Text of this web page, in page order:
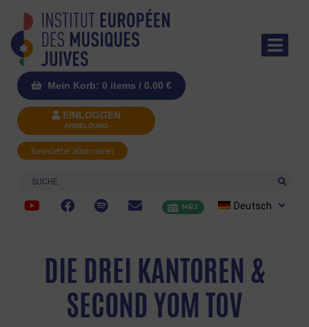
Mein Korb: 0 items / 0.00 €
EINLOGGEN
ANMELDUNG
Newsletter abonnieren
Suche
MRJ Deutsch
DIE DREI KANTOREN &
SECOND YOM TOV